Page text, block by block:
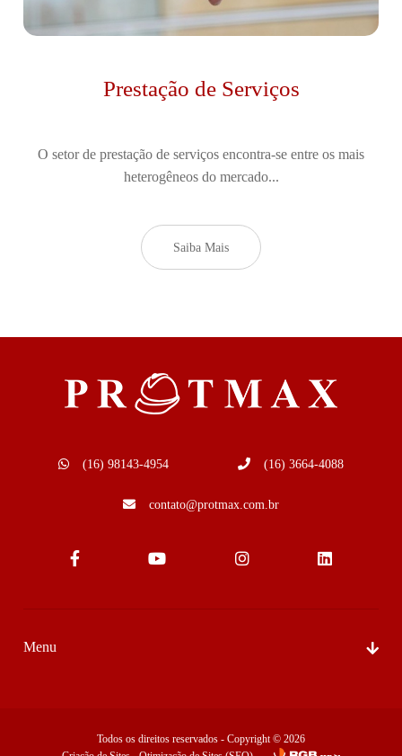
Prestação de Serviços
O setor de prestação de serviços encontra-se entre os mais
heterogêneos do mercado...
Saiba Mais
(16) 98143-4954 (16) 3664-4088
contato@protmax.com.br
Menu
Todos os direitos reservados - Copyright © 2026